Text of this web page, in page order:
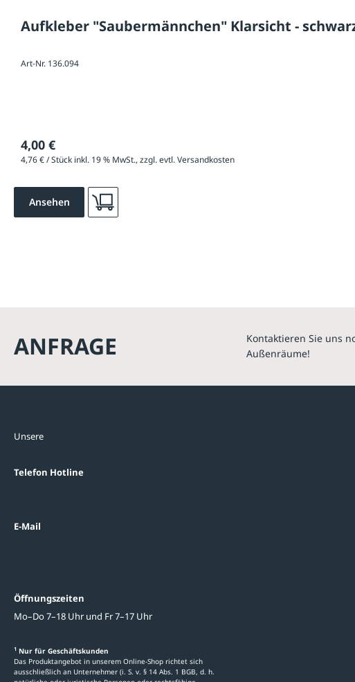
Aufkleber "Saubermännchen" Klarsicht -
Art-Nr. 136.094
4,00 €
4,76 € / Stück inkl. 19 % MwSt., zzgl. evtl. Versandkosten
Ansehen
ANFRAGE
Kontaktieren Sie uns
Außenräume!
Unsere
Telefon Hotline
E-Mail
Öffnungszeiten
Mo–Do 7–18 Uhr und Fr 7–17 Uhr
1 Nur für Geschäftskunden
Das Produktangebot in unserem Online-Shop richtet sich
ausschließlich an Unternehmer (i. S. v. § 14 Abs. 1 BGB, d. h.